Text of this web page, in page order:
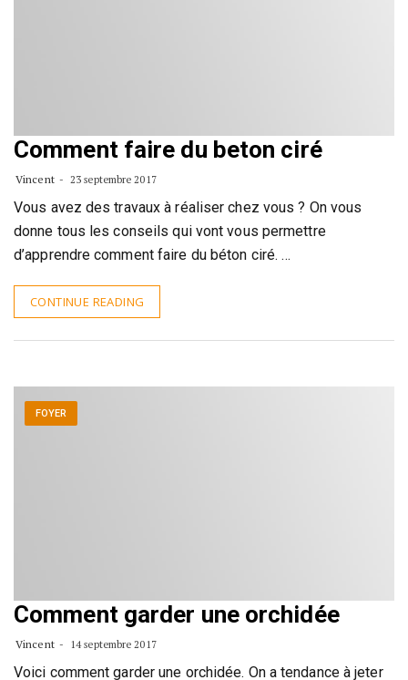
Comment faire du beton ciré
Vincent 23 septembre 2017
Vous avez des travaux à réaliser chez vous ? On vous
donne tous les conseils qui vont vous permettre
d’apprendre comment faire du béton ciré. …
CONTINUE READING
FOYER
Comment garder une orchidée
Vincent 14 septembre 2017
Voici comment garder une orchidée. On a tendance à jeter